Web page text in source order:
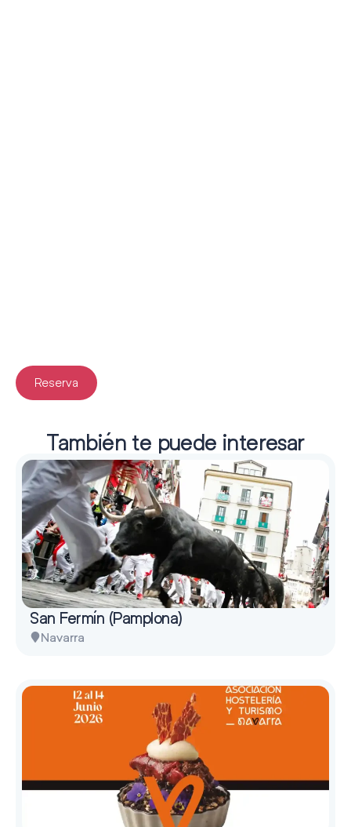
Reserva
También te puede interesar
San Fermín (Pamplona)
Navarra